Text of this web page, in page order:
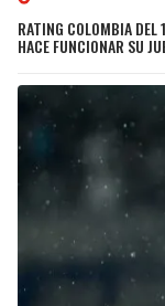
RATING COLOMBIA DEL
HACE FUNCIONAR SU